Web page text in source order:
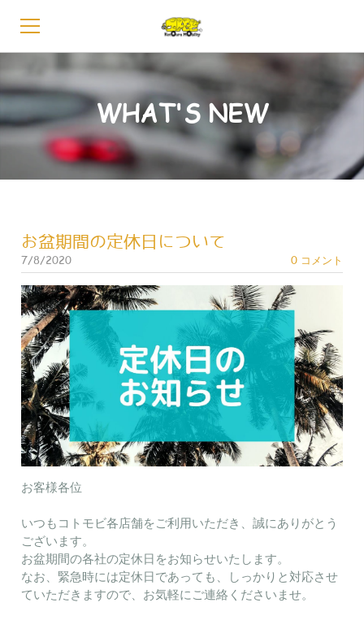
WHAT'S NEW
お盆期間の定休日について
7/8/2020 0 コメント
お客様各位
いつもコトモビ各店舗をご利用いただき、誠にありがとう
ございます。
お盆期間の各社の定休日をお知らせいたします。
なお、緊急時には定休日であっても、しっかりと対応させ
ていただきますので、お気軽にご連絡くださいませ。
HOME
会長あいさつ
グループ概要
事業内容
レンタカー